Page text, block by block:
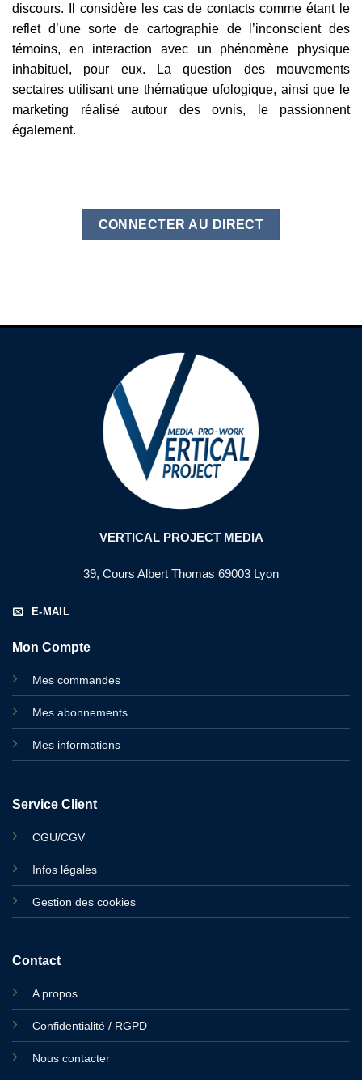
discours. Il considère les cas de contacts comme étant le
reflet d’une sorte de cartographie de l’inconscient des
témoins, en interaction avec un phénomène physique
inhabituel, pour eux. La question des mouvements
sectaires utilisant une thématique ufologique, ainsi que le
marketing réalisé autour des ovnis, le passionnent
également.
CONNECTER AU DIRECT
VERTICAL PROJECT MEDIA
39, Cours Albert Thomas 69003 Lyon
E-MAIL
Mon Compte
Mes commandes
Mes abonnements
Mes informations
Service Client
CGU/CGV
Infos légales
Gestion des cookies
Contact
A propos
Confidentialité / RGPD
Nous contacter